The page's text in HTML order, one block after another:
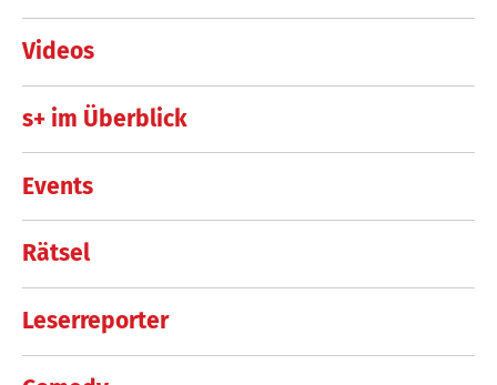
Videos
s+ im Überblick
Events
Rätsel
Leserreporter